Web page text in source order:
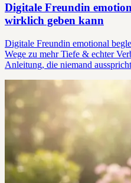
Digitale Freundin
wirklich geben kann
Digitale Freundin emotional
Wege zu mehr Tiefe & echter
Anleitung, die niemand